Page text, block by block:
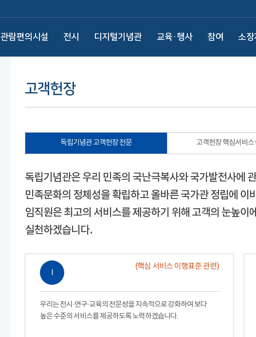
관람편의시설 전시 디지털기념관 교육·행사 참여 소장
고객헌장
독립기념관 고객헌장 전문 고객헌장 핵심서비스
독립기념관은 우리 민족의 국난극복사와 국가발전사에
민족문화의 정체성을 확립하고 올바른 국가관 정립에
임직원은 최고의 서비스를 제공하기 위해 고객의 눈높이
실천하겠습니다.
Ⅰ
(핵심 서비스 이행표준 관련)
우리는 전시·연구·교육의 전문성을 지속적으로 강화하여 보다
높은 수준의 서비스를 제공하도록 노력하겠습니다.